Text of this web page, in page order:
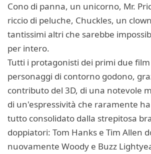
Cono di panna, un unicorno, Mr.
riccio di peluche, Chuckles, un
tantissimi altri che sarebbe
per intero.
Tutti i protagonisti dei primi due
personaggi di contorno godono,
contributo del 3D, di una notevole
di un'espressività che raramente
tutto consolidato dalla strepitosa
doppiatori: Tom Hanks e Tim Allen
nuovamente Woody e Buzz